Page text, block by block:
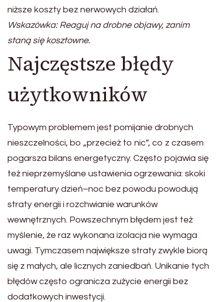
niższe koszty bez nerwowych działań.
Wskazówka: Reaguj na drobne objawy, zanim
staną się kosztowne.
Najczęstsze błędy
użytkowników
Typowym problemem jest pomijanie drobnych
nieszczelności, bo „przecież to nic”, co z czasem
pogarsza bilans energetyczny. Często pojawia się
też nieprzemyślane ustawienia ogrzewania: skoki
temperatury dzień–noc bez powodu powodują
straty energii i rozchwianie warunków
wewnętrznych. Powszechnym błędem jest też
myślenie, że raz wykonana izolacja nie wymaga
uwagi. Tymczasem największe straty zwykle biorą
się z małych, ale licznych zaniedbań. Unikanie tych
błędów często ogranicza zużycie energii bez
dodatkowych inwestycji.